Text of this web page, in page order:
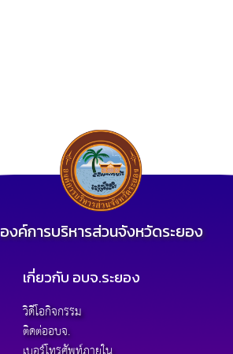
องค์การบริหารส่วนจังหวัดระยอง
เกี่ยวกับ อบจ.ระยอง
วิดีโอกิจกรรม
ติดต่ออบจ.